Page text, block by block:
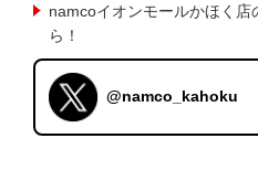
namcoイオンモールかほく店
ら！
@namco_kahoku